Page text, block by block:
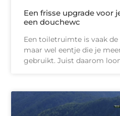
Een frisse upgrade voor
een douchewc
Een toiletruimte is vaak
maar wel eentje die je
gebruikt. Juist daarom